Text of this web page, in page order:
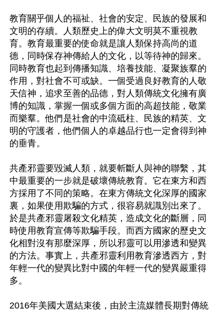
教育關乎個人的福祉、社會的安定、民族的發展和
文明的存續。人類歷史上的偉大文明莫不重視教
育。教育最重要的使命就是讓人類保持高尚的道
德，同時保存神傳給人的文化，以等待神的歸來。
同時教育也起到傳播知識、培養技能、凝聚族羣的
作用，對社會不可或缺。一個受過良好教育的人敬
天信神，追求至善的品德，對人類傳統文化擁有廣
博的知識，掌握一個或多個方面的高超技能，敬業
而樂羣。他們是社會的中流砥柱、民族的精英、文
明的守護者，他們個人的卓越品行也一定會得到神
的垂青。
共產邪靈要毀滅人類，就要斬斷人與神的聯繫，其
中最重要的一步就是破壞傳統教育。它在東方和西
方採用了不同的策略。在東方傳統文化深厚的國家
裏，如果使用欺騙的方式，很容易就識別出來了。
於是共產邪靈屠殺文化精英，造成文化的斷層，同
時使用教育宣傳等欺騙手段。而西方國家的歷史文
化相對沒有那麼深厚，所以邪靈可以用滲透和變異
的方法。事實上，共產邪靈利用教育滲透西方，對
年輕一代的變異比對中國的年輕一代的變異嚴重得
多。
2016年美國大選結束後，由於主流媒體長期對傳統